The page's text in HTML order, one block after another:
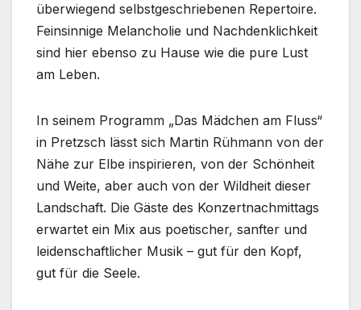
überwiegend selbstgeschriebenen Repertoire.
Feinsinnige Melancholie und Nachdenklichkeit
sind hier ebenso zu Hause wie die pure Lust
am Leben.
In seinem Programm „Das Mädchen am Fluss“
in Pretzsch lässt sich Martin Rühmann von der
Nähe zur Elbe inspirieren, von der Schönheit
und Weite, aber auch von der Wildheit dieser
Landschaft. Die Gäste des Konzertnachmittags
erwartet ein Mix aus poetischer, sanfter und
leidenschaftlicher Musik – gut für den Kopf,
gut für die Seele.